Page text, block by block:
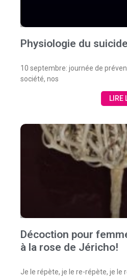
Physiologie du suicide
10 septembre: journée de
société, nos
LIRE
Décoction pour
à la rose de Jéricho!
Je le répète, je le re-répète, je le